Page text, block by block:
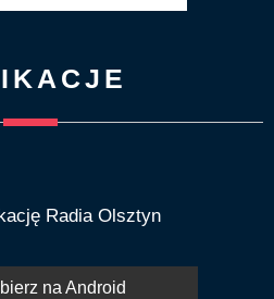
Radia Olsztyn
na Android